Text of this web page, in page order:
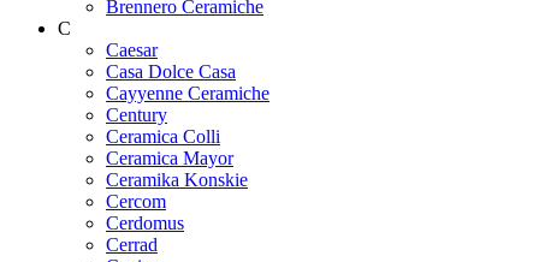
Brennero Ceramiche
C
Caesar
Casa Dolce Casa
Cayyenne Ceramiche
Century
Ceramica Colli
Ceramica Mayor
Ceramika Konskie
Cercom
Cerdomus
Cerrad